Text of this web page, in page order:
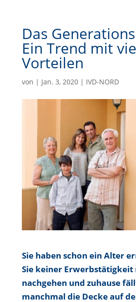
Das
Ein Trend mit
Vorteilen
von | Jan. 3, 2020| IVD-NORD
Sie haben schon ein Alter
Sie keiner Erwerbstätigkeit
nachgehen und zuhause
manchmal die Decke auf